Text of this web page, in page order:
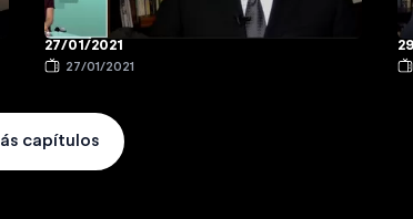
27/01/2021
27/01/2021
capítulos